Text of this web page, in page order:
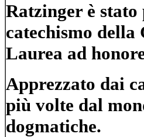
Ratzinger è
catechismo della
Laurea ad
Apprezzato dai
più volte dal
dogmatiche.